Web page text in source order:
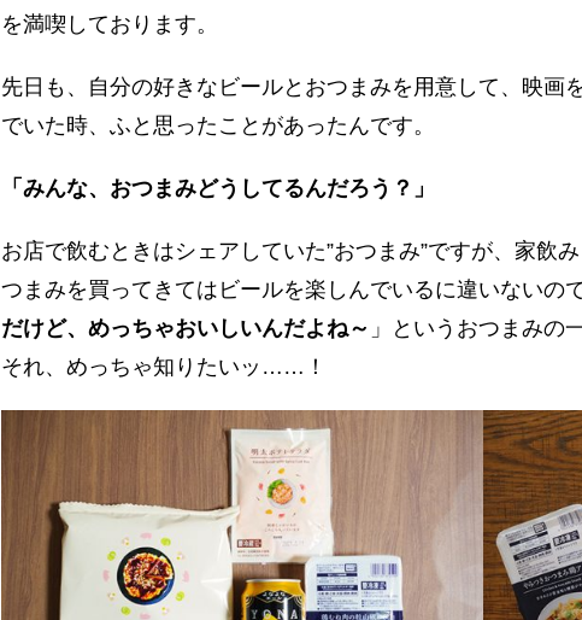
を満喫しております。
先日も、自分の好きなビールとおつまみを用意して、映
でいた時、ふと思ったことがあったんです。
「みんな、おつまみどうしてるんだろう？」
お店で飲むときはシェアしていた”おつまみ”ですが、家飲
つまみを買ってきてはビールを楽しんでいるに違いないの
だけど、めっちゃおいしいんだよね～ 」というおつまみの
それ、めっちゃ知りたいッ……！